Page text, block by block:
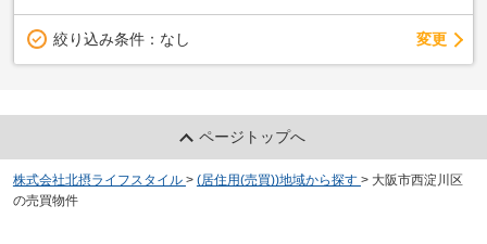
絞り込み条件： なし 変更
ページトップへ
株式会社北摂ライフスタイル > (居住用(売買))地域から探す > 大阪市西淀川区
の売買物件